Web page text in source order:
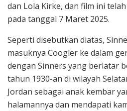
dan Lola Kirke, dan film ini
pada tanggal 7 Maret 2025.
Seperti disebutkan diatas,
masuknya Coogler ke dalam
dengan Sinners yang berlatar
tahun 1930-an di wilayah
Jordan sebagai anak kembar
halamannya dan mendapati